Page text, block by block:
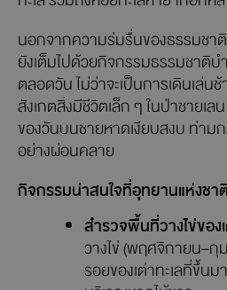
สัมผัสอีกหนึ่งมนต์เสน่ห์ของภูเก็ต
นาถ” (Sirinat National Park)ตั้ง
เหนือของเกาะ ครอบคลุมหาดสำ
ในยาง หาดไม้ขาว หาดทรายแก้ว
อุทยานอุดมไปด้วยป่าสนทะเล หา
ปะการังสวยงาม และยังเป็นแหล่งวา
ทะเล รวมถึงหอยทะเลหายากอีกหล
นอกจากความร่มรื่นของธรรมชา
ยังเต็มไปด้วยกิจกรรมธรรมชาติ
ตลอดวัน ไม่ว่าจะเป็นการเดินเล่
สังเกตสิ่งมีชีวิตเล็ก ๆ ในป่าชายเล